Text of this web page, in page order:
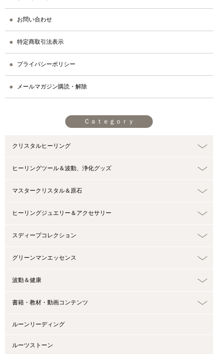
お問い合わせ
特定商取引法表示
プライバシーポリシー
メールマガジン購読・解除
Ｃａｔｅｇｏｒｙ
クリスタルヒーリング
ヒーリングツール＆波動、浄化グッズ
マスタークリスタル＆原石
ヒーリングジュエリー＆アクセサリー
スディープコレクション
グリーンマンエッセンス
波動＆健康
書籍・教材・動画コンテンツ
ルーンリーディング
ルーツストーン